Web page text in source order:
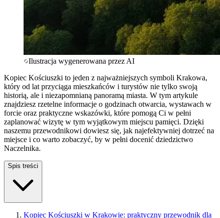
Ilustracja wygenerowana przez AI
Kopiec Kościuszki to jeden z najważniejszych symboli Krakowa,
który od lat przyciąga mieszkańców i turystów nie tylko swoją
historią, ale i niezapomnianą panoramą miasta. W tym artykule
znajdziesz rzetelne informacje o godzinach otwarcia, wystawach w
forcie oraz praktyczne wskazówki, które pomogą Ci w pełni
zaplanować wizytę w tym wyjątkowym miejscu pamięci. Dzięki
naszemu przewodnikowi dowiesz się, jak najefektywniej dotrzeć na
miejsce i co warto zobaczyć, by w pełni docenić dziedzictwo
Naczelnika.
Spis treści
Kopiec Kościuszki w Krakowie: praktyczny przewodnik dla